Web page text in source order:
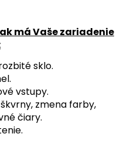
má Vaše zariadenie
sklo.
vstupy.
zmena farby,
čiary.